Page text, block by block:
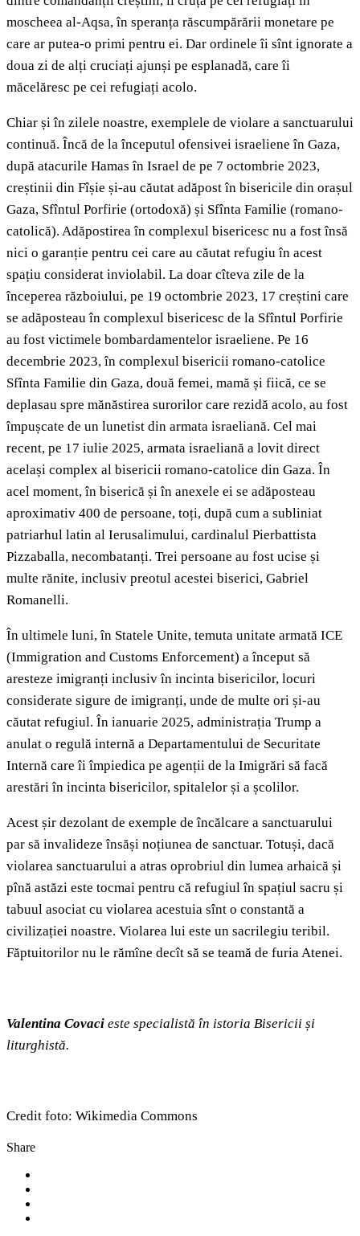
moscheea al-Aqsa, în speranța răscumpărării monetare pe
care ar putea-o primi pentru ei. Dar ordinele îi sînt ignorate a
doua zi de alți cruciați ajunși pe esplanadă, care îi
măcelăresc pe cei refugiați acolo.
Chiar și în zilele noastre, exemplele de violare a sanctuarului
continuă. Încă de la începutul ofensivei israeliene în Gaza,
după atacurile Hamas în Israel de pe 7 octombrie 2023,
creștinii din Fîșie și-au căutat adăpost în bisericile din orașul
Gaza, Sfîntul Porfirie (ortodoxă) și Sfînta Familie (romano-
catolică). Adăpostirea în complexul bisericesc nu a fost însă
nici o garanție pentru cei care au căutat refugiu în acest
spațiu considerat inviolabil. La doar cîteva zile de la
începerea războiului, pe 19 octombrie 2023, 17 creștini care
se adăposteau în complexul bisericesc de la Sfîntul Porfirie
au fost victimele bombardamentelor israeliene. Pe 16
decembrie 2023, în complexul bisericii romano-catolice
Sfînta Familie din Gaza, două femei, mamă și fiică, ce se
deplasau spre mănăstirea surorilor care rezidă acolo, au fost
împușcate de un lunetist din armata israeliană. Cel mai
recent, pe 17 iulie 2025, armata israeliană a lovit direct
același complex al bisericii romano-catolice din Gaza. În
acel moment, în biserică și în anexele ei se adăposteau
aproximativ 400 de persoane, toți, după cum a subliniat
patriarhul latin al Ierusalimului, cardinalul Pierbattista
Pizzaballa, necombatanți. Trei persoane au fost ucise și
multe rănite, inclusiv preotul acestei biserici, Gabriel
Romanelli.
În ultimele luni, în Statele Unite, temuta unitate armată ICE
(Immigration and Customs Enforcement) a început să
aresteze imigranți inclusiv în incinta bisericilor, locuri
considerate sigure de imigranți, unde de multe ori și-au
căutat refugiul. În ianuarie 2025, administrația Trump a
anulat o regulă internă a Departamentului de Securitate
Internă care îi împiedica pe agenții de la Imigrări să facă
arestări în incinta bisericilor, spitalelor și a școlilor.
Acest șir dezolant de exemple de încălcare a sanctuarului
par să invalideze însăși noțiunea de sanctuar. Totuși, dacă
violarea sanctuarului a atras oprobriul din lumea arhaică și
pînă astăzi este tocmai pentru că refugiul în spațiul sacru și
tabuul asociat cu violarea acestuia sînt o constantă a
civilizației noastre. Violarea lui este un sacrilegiu teribil.
Făptuitorilor nu le rămîne decît să se teamă de furia Atenei.
Valentina Covaci este specialistă în istoria Bisericii și
liturghistă.
Credit foto: Wikimedia Commons
Share